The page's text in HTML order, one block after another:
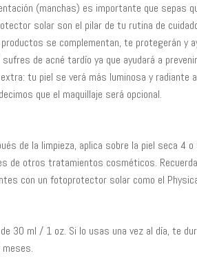
(manchas) es importante que sepas
solar son el pilar de tu rutina de
se complementan, te protegerán y
de acné tardío ya que ayudará a
tu piel se verá más luminosa y radiante
que el maquillaje será opcional.
de la limpieza, aplica sobre la piel seca 4
de otros tratamientos cosméticos.
con un fotoprotector solar como el
30 ml / 1 oz. Si lo usas una vez al día, te